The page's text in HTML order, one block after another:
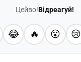
Цейво!Відреагуй!
😂 🔥 😮 😢